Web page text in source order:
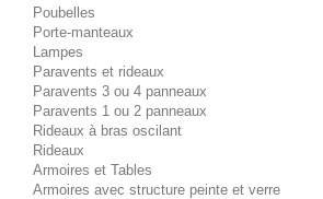
Poubelles
Porte-manteaux
Lampes
Paravents et rideaux
Paravents 3 ou 4 panneaux
Paravents 1 ou 2 panneaux
Rideaux à bras oscilant
Rideaux
Armoires et Tables
Armoires avec structure peinte et verre